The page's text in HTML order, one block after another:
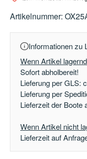
Artikelnummer:
Informationen zu
Wenn Artikel
Sofort abholbereit!
Lieferung per GLS:
Lieferung per
Lieferzeit der Boote
Wenn Artikel nicht
Lieferzeit auf